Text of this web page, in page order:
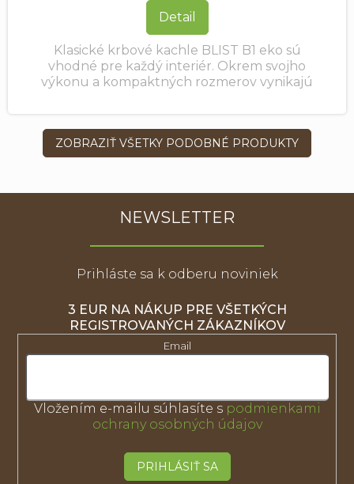
cena:
Detail
Klasické krbové kachle BLIST B1 eko sú
vhodné pre každý interiér. Okrem svojho
výkonu a kompaktných rozmerov vynikajú
zpracovaním.
ZOBRAZIŤ VŠETKY PODOBNÉ PRODUKTY
NEWSLETTER
Prihláste sa k odberu noviniek
3 EUR NA NÁKUP PRE VŠETKÝCH
REGISTROVANÝCH ZÁKAZNÍKOV
Email
Vložením e-mailu súhlasíte s podmienkami
ochrany osobných údajov
PRIHLÁSIŤ SA